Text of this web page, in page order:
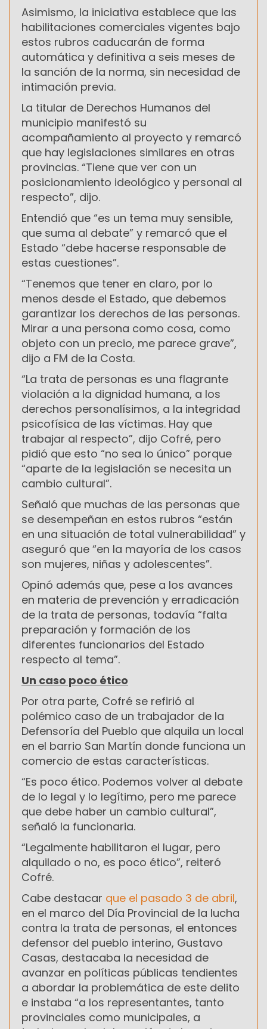
Asimismo, la iniciativa establece que las
habilitaciones comerciales vigentes bajo
estos rubros caducarán de forma
automática y definitiva a seis meses de
la sanción de la norma, sin necesidad de
intimación previa.
La titular de Derechos Humanos del
municipio manifestó su
acompañamiento al proyecto y remarcó
que hay legislaciones similares en otras
provincias. “Tiene que ver con un
posicionamiento ideológico y personal al
respecto”, dijo.
Entendió que “es un tema muy sensible,
que suma al debate” y remarcó que el
Estado “debe hacerse responsable de
estas cuestiones”.
“Tenemos que tener en claro, por lo
menos desde el Estado, que debemos
garantizar los derechos de las personas.
Mirar a una persona como cosa, como
objeto con un precio, me parece grave”,
dijo a FM de la Costa.
“La trata de personas es una flagrante
violación a la dignidad humana, a los
derechos personalísimos, a la integridad
psicofísica de las víctimas. Hay que
trabajar al respecto”, dijo Cofré, pero
pidió que esto “no sea lo único” porque
“aparte de la legislación se necesita un
cambio cultural”.
Señaló que muchas de las personas que
se desempeñan en estos rubros “están
en una situación de total vulnerabilidad” y
aseguró que “en la mayoría de los casos
son mujeres, niñas y adolescentes”.
Opinó además que, pese a los avances
en materia de prevención y erradicación
de la trata de personas, todavía “falta
preparación y formación de los
diferentes funcionarios del Estado
respecto al tema”.
Un caso poco ético
Por otra parte, Cofré se refirió al
polémico caso de un trabajador de la
Defensoría del Pueblo que alquila un local
en el barrio San Martín donde funciona un
comercio de estas características.
“Es poco ético. Podemos volver al debate
de lo legal y lo legítimo, pero me parece
que debe haber un cambio cultural”,
señaló la funcionaria.
“Legalmente habilitaron el lugar, pero
alquilado o no, es poco ético”, reiteró
Cofré.
Cabe destacar que el pasado 3 de abril,
en el marco del Día Provincial de la lucha
contra la trata de personas, el entonces
defensor del pueblo interino, Gustavo
Casas, destacaba la necesidad de
avanzar en políticas públicas tendientes
a abordar la problemática de este delito
e instaba “a los representantes, tanto
provinciales como municipales, a